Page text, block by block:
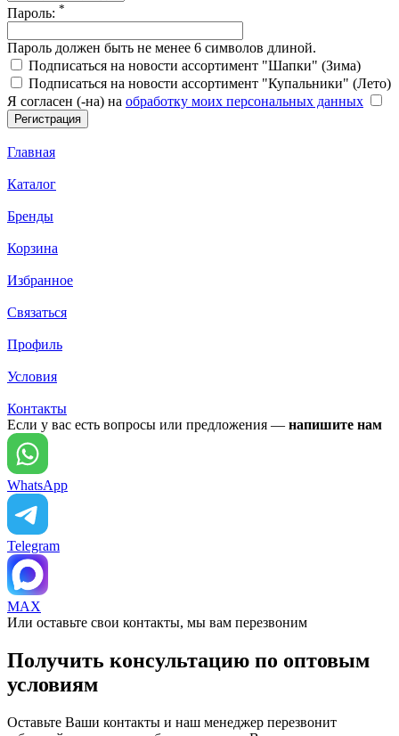
Пароль: *
Пароль должен быть не менее 6 символов длиной.
Подписаться на новости ассортимент "Шапки" (Зима)
Подписаться на новости ассортимент "Купальники" (Лето)
Я согласен (-на) на обработку моих персональных данных
Главная
Каталог
Бренды
Корзина
Избранное
Связаться
Профиль
Условия
Контакты
Если у вас есть вопросы или предложения — напишите нам
WhatsApp
Telegram
MAX
Или оставьте свои контакты, мы вам перезвоним
Получить консультацию по оптовым
условиям
Оставьте Ваши контакты и наш менеджер перезвонит